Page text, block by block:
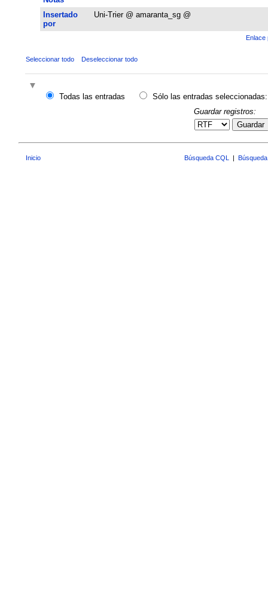
Insertado
por
Uni-Trier @ amaranta_sg @
Enlace
Seleccionar todo Deseleccionar todo
Todas las entradas
Sólo las entradas seleccionadas:
Guardar registros:
Guardar
Inicio Búsqueda CQL